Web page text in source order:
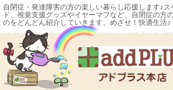
自閉症・発達障害の方の楽しい暮らし応援します♪
ド、視覚支援グッズやイヤーマフなど、自閉症の方
のをどんどん紹介していきます。めざせ！快適生活♪